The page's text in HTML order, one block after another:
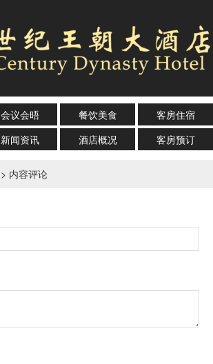
会议会晤 餐饮美食
客房住宿
新闻资讯 酒店概况 客房预订
> 内容评论